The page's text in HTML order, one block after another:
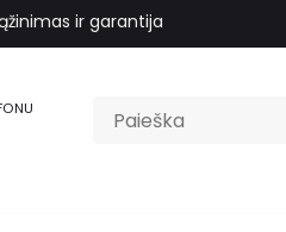
ir garantija